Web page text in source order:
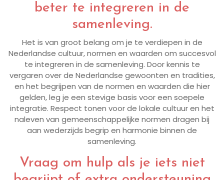
beter te integreren in de
samenleving.
Het is van groot belang om je te verdiepen in de
Nederlandse cultuur, normen en waarden om succesvol
te integreren in de samenleving. Door kennis te
vergaren over de Nederlandse gewoonten en tradities,
en het begrijpen van de normen en waarden die hier
gelden, leg je een stevige basis voor een soepele
integratie. Respect tonen voor de lokale cultuur en het
naleven van gemeenschappelijke normen dragen bij
aan wederzijds begrip en harmonie binnen de
samenleving.
Vraag om hulp als je iets niet